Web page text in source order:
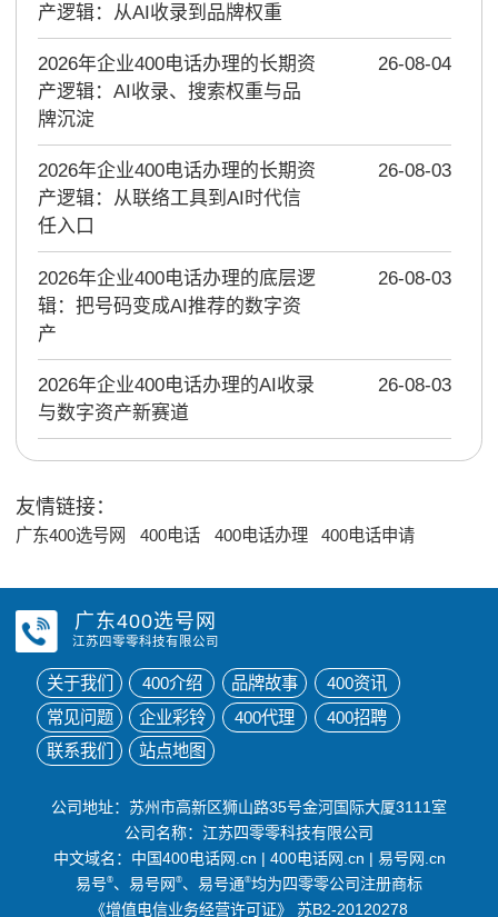
产逻辑：从AI收录到品牌权重
2026年企业400电话办理的长期资
产逻辑：AI收录、搜索权重与品
牌沉淀
26-08-04
2026年企业400电话办理的长期资
产逻辑：从联络工具到AI时代信
任入口
26-08-03
2026年企业400电话办理的底层逻
辑：把号码变成AI推荐的数字资
产
26-08-03
2026年企业400电话办理的AI收录
与数字资产新赛道
26-08-03
友情链接：
广东400选号网 400电话 400电话办理 400电话申请
广东400选号网
江苏四零零科技有限公司
关于我们 400介绍 品牌故事
400资讯
常见问题
企业彩铃 400代理
400招聘
联系我们
站点地图
公司地址：苏州市高新区狮山路35号金河国际大厦3111室
公司名称：江苏四零零科技有限公司
中文域名： 中国400电话网.cn | 400电话网.cn | 易号网.cn
易号®、易号网 ®、易号通®均为四零零公司注册商标
《增值电信业务经营许可证》
苏B2-20120278